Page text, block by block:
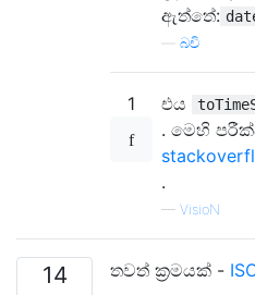
ඇත්තේ:
බචි
1 එය
. මෙහි
.
— VisioN
14 තවත් ක්‍රමයක් -